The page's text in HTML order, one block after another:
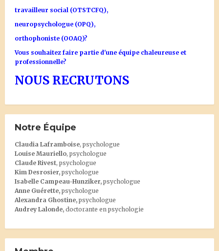
travailleur social (OTSTCFQ),
neuropsychologue (OPQ),
orthophoniste (OOAQ)?
Vous souhaitez faire partie d'une équipe chaleureuse et
professionnelle?
NOUS RECRUTONS
Notre Équipe
Claudia Laframboise, psychologue
Louise Mauriello, psychologue
Claude Rivest, psychologue
Kim Desrosier, psychologue
Isabelle Campeau-Hunziker, psychologue
Anne Guérette, psychologue
Alexandra Ghostine, psychologue
Audrey Lalonde, doctorante en psychologie